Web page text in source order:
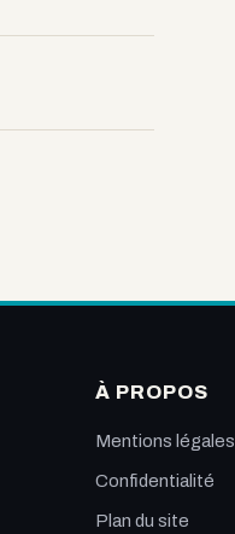
À PROPOS
Mentions légales
Confidentialité
Plan du site